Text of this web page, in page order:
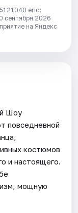
erid:
сентября 2026
на Яндекс
Шоу
повседневной
костюмов
и настоящего.
мощную